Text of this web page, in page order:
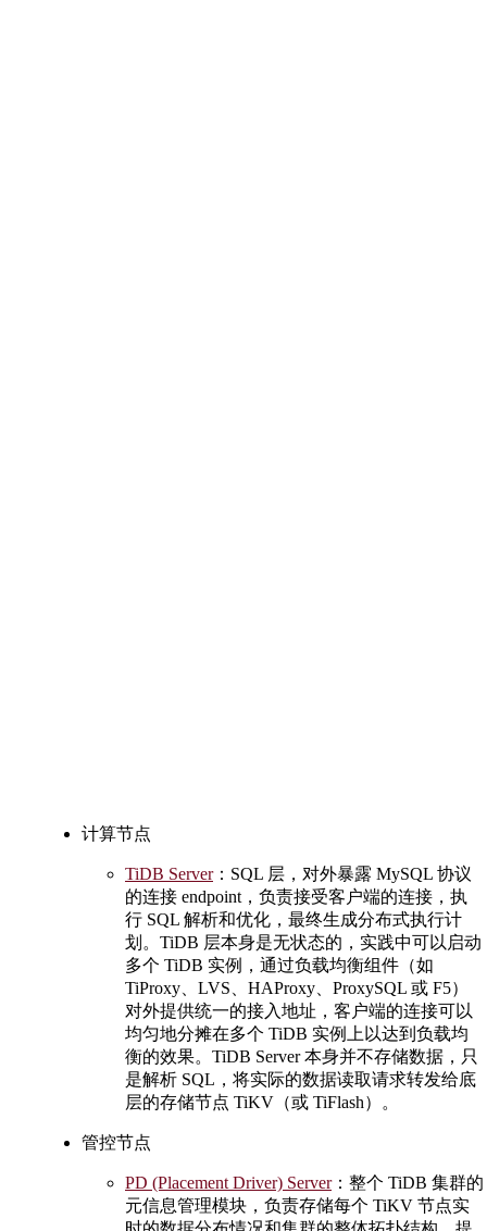
计算节点
TiDB Server：SQL 层，对外暴露 MySQL 协议
的连接 endpoint，负责接受客户端的连接，执
行 SQL 解析和优化，最终生成分布式执行计
划。TiDB 层本身是无状态的，实践中可以启动
多个 TiDB 实例，通过负载均衡组件（如
TiProxy、LVS、HAProxy、ProxySQL 或 F5）
对外提供统一的接入地址，客户端的连接可以
均匀地分摊在多个 TiDB 实例上以达到负载均
衡的效果。TiDB Server 本身并不存储数据，只
是解析 SQL，将实际的数据读取请求转发给底
层的存储节点 TiKV（或 TiFlash）。
管控节点
PD (Placement Driver) Server：整个 TiDB 集群的
元信息管理模块，负责存储每个 TiKV 节点实